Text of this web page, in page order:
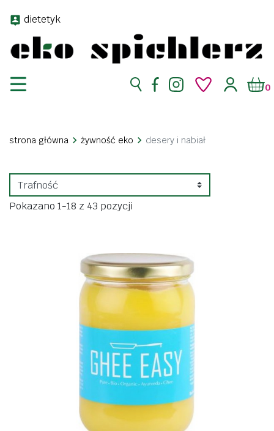
dietetyk
0
strona główna żywność eko desery i nabiał
Pokazano 1-18 z 43 pozycji